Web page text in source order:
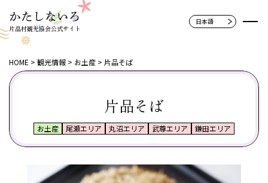
片品村観光協会公式サイト
HOME 観光情報 お土産 片品そば
片品そば
お土産 尾瀬エリア 丸沼エリア 武尊エリア 鎌田エリア